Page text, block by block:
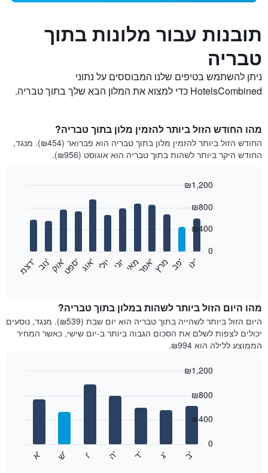
תובנות עבור מלונות בתוך
טבריה
ניתן להשתמש בטיפים שלנו המבוססים על נתוני
HotelsCombined כדי למצוא את המלון הבא שלך בתוך טבריה.
מהו החודש הזול ביותר להזמין מלון בתוך טבריה?
החודש הזול ביותר להזמין מלון בתוך טבריה הוא פברואר (₪454). מנגד,
החודש היקר ביותר לשהות בתוך טבריה הוא אוגוסט (₪956).
מחיר
הממוצע
של
חדר
בכל
י
נ
ו
' פ
ב​​​​​​​
' מרץא
פ
ר
' מאי יוני יולי א
ו
ג
' ס
פ
ט
' א
ו
ק
' נ
ו
ב
' ד
צ
מ
'
0
₪400
₪800
₪1,200
מהו היום הזול ביותר לשהות במלון בתוך טבריה?
היום הזול ביותר לשהייה בתוך טבריה הוא יום שבת (₪539). מנגד, נוסעים
יכולים לצפות לשלם את הסכום הגבוה ביותר ב-יום שישי, כאשר המחיר
הממוצע ללילה הוא ₪994.
ב
' ג
' ד
' ה
' ו
' ש
' א
'
0
₪400
₪800
₪1,200